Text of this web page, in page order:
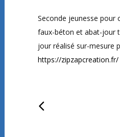
Seconde jeunesse pour
faux-béton et abat-jour
jour réalisé sur-mesure
https://zipzapcreation.fr/